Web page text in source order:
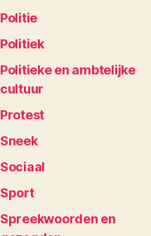
Politie
Politiek
Politieke en ambtelijke
cultuur
Protest
Sneek
Sociaal
Sport
Spreekwoorden en